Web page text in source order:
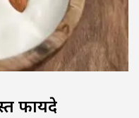
फायदे